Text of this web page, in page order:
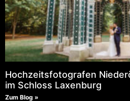
Hochzeitsfotografen
im Schloss Laxenburg
Zum Blog »